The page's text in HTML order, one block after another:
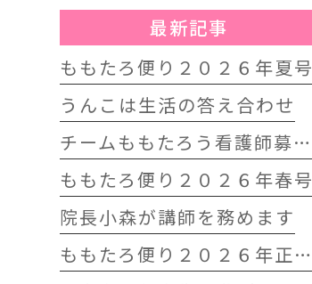
最新記事
ももたろ便り２０２６年夏号
うんこは生活の答え合わせ
チームももたろう看護師募集中
ももたろ便り２０２６年春号
院長小森が講師を務めます
ももたろ便り２０２６年正月号